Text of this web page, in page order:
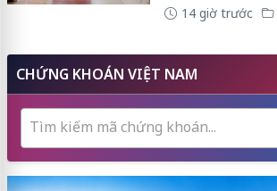
14 giờ trước
CHỨNG KHOÁN VIỆT NAM
Tìm kiếm mã chứng khoán...